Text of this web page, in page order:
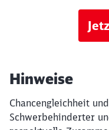
Hinweise
Chancengleichheit
Schwerbehinderter